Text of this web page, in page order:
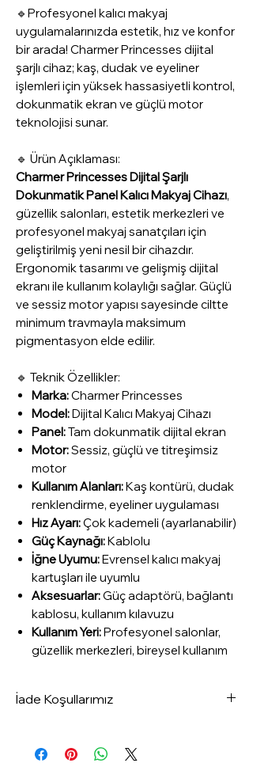
🔹Profesyonel kalıcı makyaj
uygulamalarınızda estetik, hız ve konfor
bir arada! Charmer Princesses dijital
şarjlı cihaz; kaş, dudak ve eyeliner
işlemleri için yüksek hassasiyetli kontrol,
dokunmatik ekran ve güçlü motor
teknolojisi sunar.
🔹 Ürün Açıklaması:
Charmer Princesses Dijital Şarjlı
Dokunmatik Panel Kalıcı Makyaj Cihazı,
güzellik salonları, estetik merkezleri ve
profesyonel makyaj sanatçıları için
geliştirilmiş yeni nesil bir cihazdır.
Ergonomik tasarımı ve gelişmiş dijital
ekranı ile kullanım kolaylığı sağlar. Güçlü
ve sessiz motor yapısı sayesinde ciltte
minimum travmayla maksimum
pigmentasyon elde edilir.
🔹 Teknik Özellikler:
Marka:Charmer Princesses
Model:Dijital Kalıcı Makyaj Cihazı
Panel:Tam dokunmatik dijital ekran
Motor:Sessiz, güçlü ve titreşimsiz
motor
Kullanım Alanları:Kaş kontürü, dudak
renklendirme, eyeliner uygulaması
Hız Ayarı:Çok kademeli (ayarlanabilir)
Güç Kaynağı:Kablolu
İğne Uyumu:Evrensel kalıcı makyaj
kartuşları ile uyumlu
Aksesuarlar:Güç adaptörü, bağlantı
kablosu, kullanım kılavuzu
Kullanım Yeri:Profesyonel salonlar,
güzellik merkezleri, bireysel kullanım
İade Koşullarımız
kullanılmamış olması